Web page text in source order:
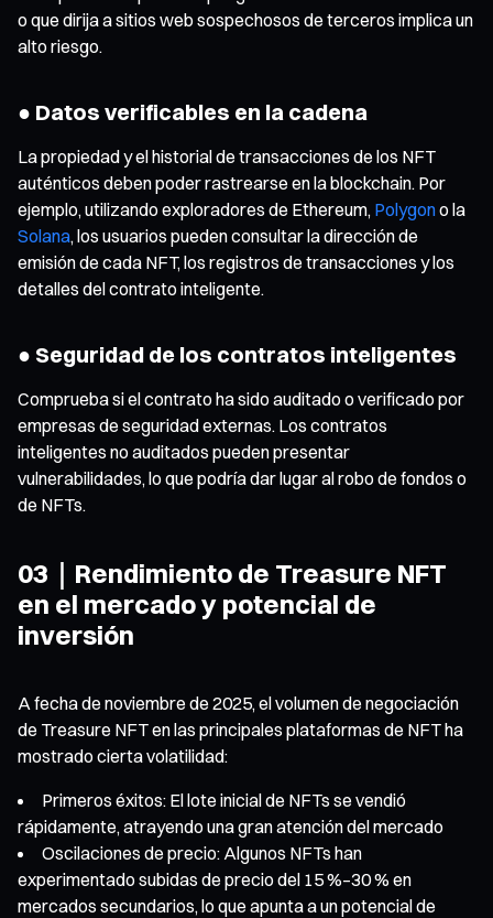
o que dirija a sitios web sospechosos de terceros implica un
alto riesgo.
● Datos verificables en la cadena
La propiedad y el historial de transacciones de los NFT
auténticos deben poder rastrearse en la blockchain. Por
ejemplo, utilizando exploradores de Ethereum, Polygono la
Solana, los usuarios pueden consultar la dirección de
emisión de cada NFT, los registros de transacciones y los
detalles del contrato inteligente.
● Seguridad de los contratos inteligentes
Comprueba si el contrato ha sido auditado o verificado por
empresas de seguridad externas. Los contratos
inteligentes no auditados pueden presentar
vulnerabilidades, lo que podría dar lugar al robo de fondos o
de NFTs.
03｜Rendimiento de Treasure NFT
en el mercado y potencial de
inversión
A fecha de noviembre de 2025, el volumen de negociación
de Treasure NFT en las principales plataformas de NFT ha
mostrado cierta volatilidad:
Primeros éxitos: El lote inicial de NFTs se vendió
rápidamente, atrayendo una gran atención del mercado
Oscilaciones de precio: Algunos NFTs han
experimentado subidas de precio del 15 %–30 % en
mercados secundarios, lo que apunta a un potencial de